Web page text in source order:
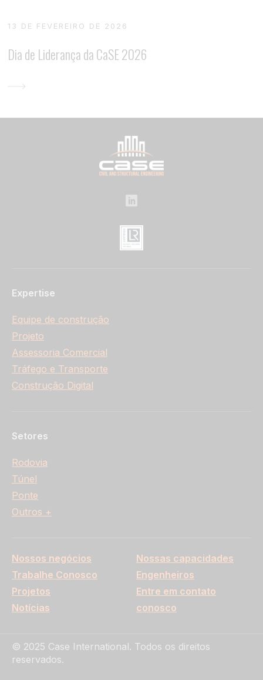
13 DE FEVEREIRO DE 2026
Dia de Liderança da CaSE 2026
Expertise
Equipe de construção
Projeto
Assessoria Comercial
Tráfego e Transporte
Construção Digital
Setores
Rodovia
Túnel
Ponte
Outros +
Nossos negócios
Trabalhe Conosco
Projetos
Notícias
Nossas capacidades
Engenheiros
Entre em contato
conosco
© 2025 Case International. Todos os direitos
reservados.